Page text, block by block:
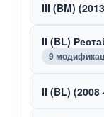
III (BM)
II (BL)
9
II (BL)